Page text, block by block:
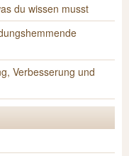
du wissen musst
Verbesserung und